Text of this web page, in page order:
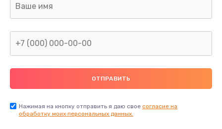
2600 руб.
Замена видеочипа
Нажимая на кнопку отправить я даю свое согласие на
обработку моих персональных данных.